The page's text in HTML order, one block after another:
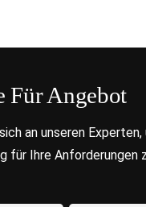
Für Angebot
an unseren Experten,
für Ihre Anforderungen